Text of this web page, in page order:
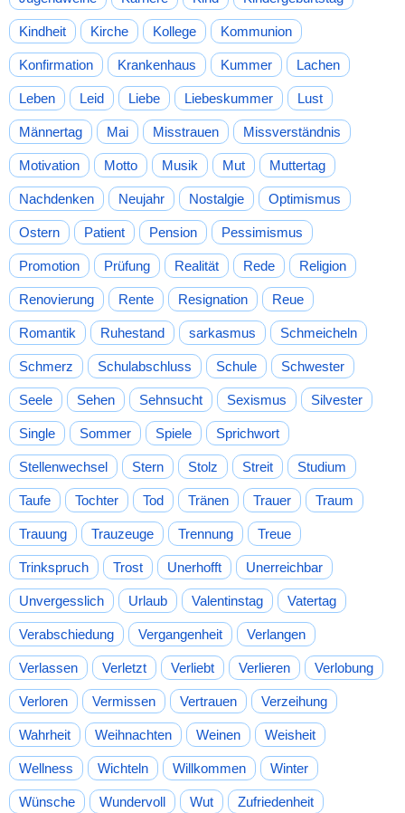
Kindheit Kirche Kollege Kommunion
Konfirmation Krankenhaus Kummer Lachen
Leben Leid Liebe Liebeskummer Lust
Männertag Mai Misstrauen Missverständnis
Motivation Motto Musik Mut Muttertag
Nachdenken Neujahr Nostalgie Optimismus
Ostern Patient Pension Pessimismus
Promotion Prüfung Realität Rede Religion
Renovierung Rente Resignation Reue
Romantik Ruhestand sarkasmus Schmeicheln
Schmerz Schulabschluss Schule Schwester
Seele Sehen Sehnsucht Sexismus Silvester
Single Sommer Spiele Sprichwort
Stellenwechsel Stern Stolz Streit Studium
Taufe Tochter Tod Tränen Trauer Traum
Trauung Trauzeuge Trennung Treue
Trinkspruch Trost Unerhofft Unerreichbar
Unvergesslich Urlaub Valentinstag Vatertag
Verabschiedung Vergangenheit Verlangen
Verlassen Verletzt Verliebt Verlieren Verlobung
Verloren Vermissen Vertrauen Verzeihung
Wahrheit Weihnachten Weinen Weisheit
Wellness Wichteln Willkommen Winter
Wünsche Wundervoll Wut Zufriedenheit